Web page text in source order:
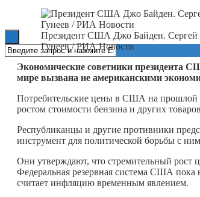
Президент США Джо Байден. Сергей
Гунеев / РИА Новости
Экономические советники президента
мире вызвана не американскими
Потребительские цены в США на прошлой
ростом стоимости бензина и других
Республиканцы и другие противники
инструмент для политической борьбы с
Они утверждают, что стремительный рост
Федеральная резервная система США пока
считает инфляцию временным явлением.